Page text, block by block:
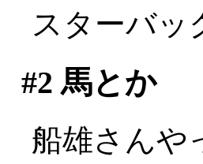
スターバッ
#2 馬とか
船雄さんや